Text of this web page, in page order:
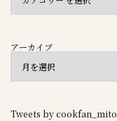
アーカイブ
Tweets by cookfan_mito